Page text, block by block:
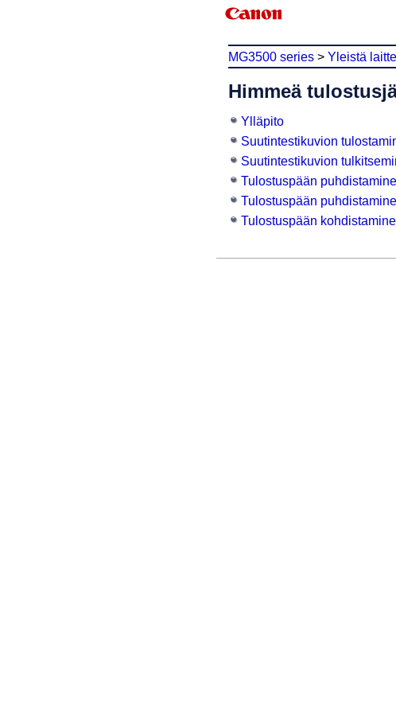
MG3500 series > Yleistä
Himmeä
Ylläpito
Suutintestikuvion
Suutintestikuvion
Tulostuspään
Tulostuspään
Tulostuspään